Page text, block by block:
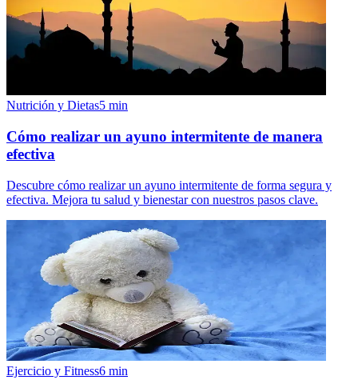
Nutrición y Dietas5 min
Cómo realizar un ayuno intermitente de manera
efectiva
Descubre cómo realizar un ayuno intermitente de forma segura y
efectiva. Mejora tu salud y bienestar con nuestros pasos clave.
Ejercicio y Fitness6 min